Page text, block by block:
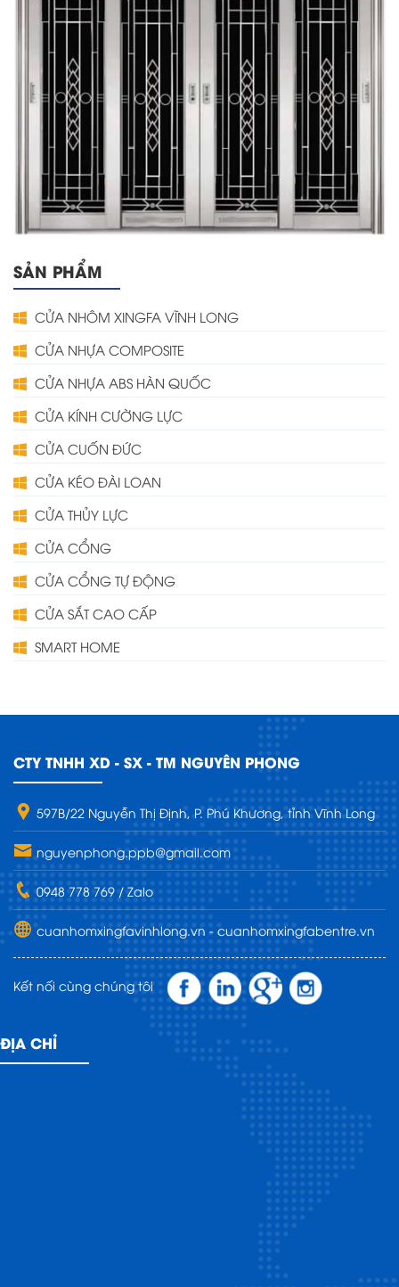
SẢN PHẨM
CỬA NHÔM XINGFA VĨNH LONG
CỬA NHỰA COMPOSITE
CỬA NHỰA ABS HÀN QUỐC
CỬA KÍNH CƯỜNG LỰC
CỬA CUỐN ĐỨC
CỬA KÉO ĐÀI LOAN
CỬA THỦY LỰC
CỬA CỔNG
CỬA CỔNG TỰ ĐỘNG
CỬA SẮT CAO CẤP
SMART HOME
CTY TNHH XD - SX - TM NGUYÊN PHONG
597B/22 Nguyễn Thị Định, P. Phú Khương, tỉnh Vĩnh Long
nguyenphong.ppb@gmail.com
0948 778 769 / Zalo
cuanhomxingfavinhlong.vn - cuanhomxingfabentre.vn
Kết nối cùng chúng tôi
ĐỊA CHỈ